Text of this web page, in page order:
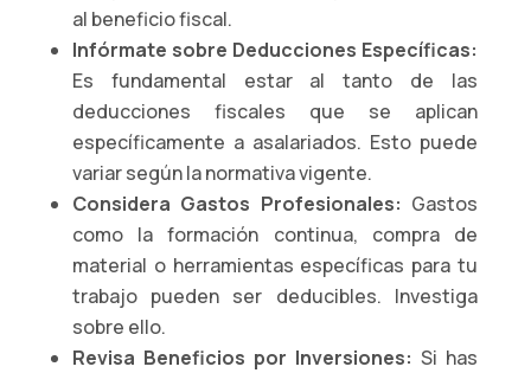
al beneficio fiscal.
Infórmate sobre Deducciones Específicas:
Es fundamental estar al tanto de las
deducciones fiscales que se aplican
específicamente a asalariados. Esto puede
variar según la normativa vigente.
Considera Gastos Profesionales: Gastos
como la formación continua, compra de
material o herramientas específicas para tu
trabajo pueden ser deducibles. Investiga
sobre ello.
Revisa Beneficios por Inversiones: Si has